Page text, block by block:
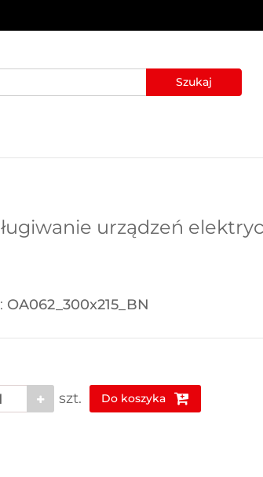
urządzeń
OA062_300x215_BN
szt. Do koszyka